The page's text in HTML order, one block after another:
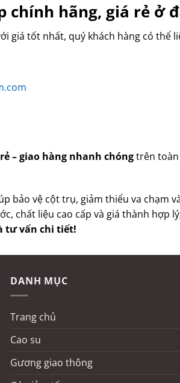
chính hãng, giá rẻ ở
giá tốt nhất, quý khách hàng có thể
– giao hàng nhanh chóngtrên
bảo vệ cột trụ, giảm thiểu va chạm
chất liệu cao cấp và giá thành hợp
tư vấn chi tiết!
DANH MỤC
Trang chủ
Cao su
Gương giao thông